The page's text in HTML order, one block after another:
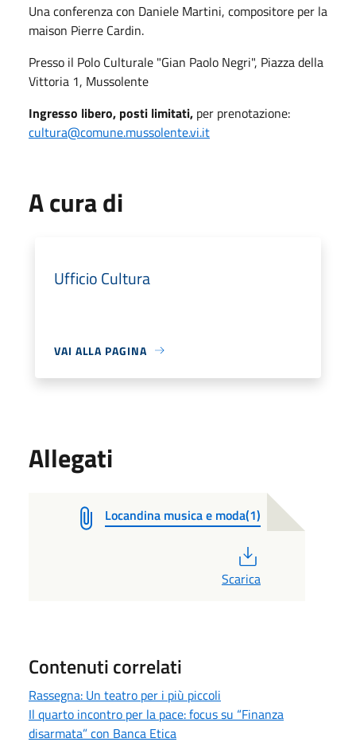
Una conferenza con Daniele Martini, compositore per la
maison Pierre Cardin.
Presso il Polo Culturale "Gian Paolo Negri", Piazza della
Vittoria 1, Mussolente
Ingresso libero, posti limitati, per prenotazione:
cultura@comune.mussolente.vi.it
A cura di
Ufficio Cultura
VAI ALLA PAGINA
Allegati
Locandina musica e moda(1)
Scarica
Contenuti correlati
Rassegna: Un teatro per i più piccoli
Il quarto incontro per la pace: focus su “Finanza
disarmata” con Banca Etica